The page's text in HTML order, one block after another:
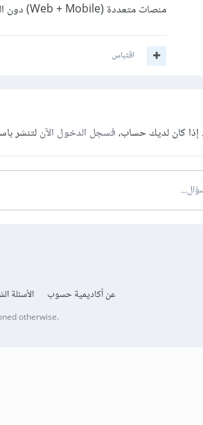
منصات متعددة (Web + Mobile) دون الحاجة لتعلم بيئات تطوير جديدة.
اقتباس
إذا كان لديك حساب،فسجل الدخول الآنلتنشر
عن أكاديمية حسوب الأسئلة
otherwise.